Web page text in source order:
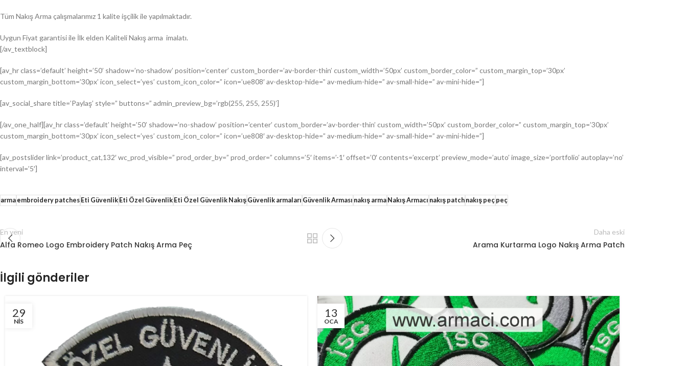
Tüm Nakış Arma çalışmalarımız 1 kalite işçilik ile yapılmaktadır.
Uygun Fiyat garantisi ile İlk elden Kaliteli Nakış arma imalatı.
[/av_textblock]
[av_hr class=’default’ height=’50’ shadow=’no-shadow’ position=’center’ custom_border=’av-border-thin’ custom_width=’50px’ custom_border_color=” custom_margin_top=’30px’
custom_margin_bottom=’30px’ icon_select=’yes’ custom_icon_color=” icon=’ue808′ av-desktop-hide=” av-medium-hide=” av-small-hide=” av-mini-hide=”]
[av_social_share title=’Paylaş’ style=” buttons=” admin_preview_bg=’rgb(255, 255, 255)’]
[/av_one_half][av_hr class=’default’ height=’50’ shadow=’no-shadow’ position=’center’ custom_border=’av-border-thin’ custom_width=’50px’ custom_border_color=” custom_margin_top=’30px’
custom_margin_bottom=’30px’ icon_select=’yes’ custom_icon_color=” icon=’ue808′ av-desktop-hide=” av-medium-hide=” av-small-hide=” av-mini-hide=”]
[av_postslider link=’product_cat,132′ wc_prod_visible=” prod_order_by=” prod_order=” columns=’5′ items=’-1′ offset=’0′ contents=’excerpt’ preview_mode=’auto’ image_size=’portfolio’ autoplay=’no’
interval=’5′]
armaembroidery patchesEti GüvenlikEti Özel GüvenlikEti Özel Güvenlik NakışGüvenlik armaları Güvenlik Arması nakış armaNakış Armacı nakış patchnakış peçpeç
En yeni
Alfa Romeo Logo Embroidery Patch Nakış Arma Peç
Daha eski
Arama Kurtarma Logo Nakış Arma Patch
İlgili gönderiler
29
NIS
13
OCA